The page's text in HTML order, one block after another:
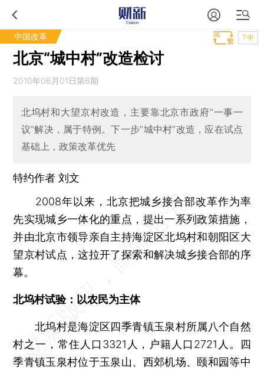
中国改革 T中
北京“城中村”改造检讨
2010年06月01日第6期
北坞村和大望京村改造，主要靠北京市政府“一事一
议”解决，属于特例。下一步“城中村”改造，应在试点
基础上，政策改革优先
特约作者 刘文
2008年以来，北京把城乡接合部改革作为率
先实现城乡一体化的重点，提出一系列政策措施，
并由北京市领导亲自主持海淀区北坞村和朝阳区大
望京村试点，这拉开了探索和解决城乡接合部的序
幕。
北坞村试验：以农民为主体
北坞村是海淀区四季青镇玉泉村所属八个自然
村之一，常住人口3321人，户籍人口2721人。四
季青镇玉泉村位于玉泉山、西郊机场、颐和园等中